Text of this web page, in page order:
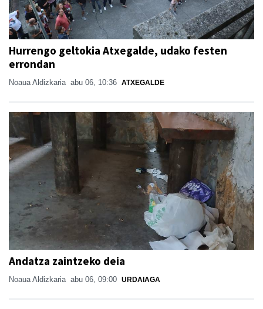
Hurrengo geltokia Atxegalde, udako festen
errondan
Noaua Aldizkaria abu 06, 10:36 ATXEGALDE
Andatza zaintzeko deia
Noaua Aldizkaria abu 06, 09:00 URDAIAGA